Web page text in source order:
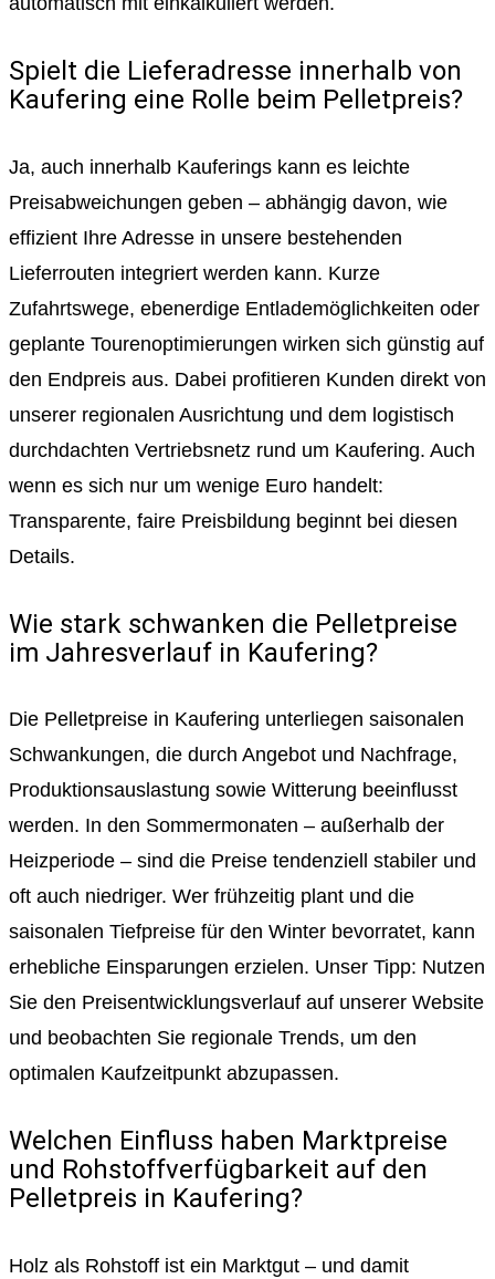
Spielt die Lieferadresse innerhalb von
Kaufering eine Rolle beim Pelletpreis?
Ja, auch innerhalb Kauferings kann es leichte
Preisabweichungen geben – abhängig davon, wie
effizient Ihre Adresse in unsere bestehenden
Lieferrouten integriert werden kann. Kurze
Zufahrtswege, ebenerdige Entlademöglichkeiten oder
geplante Tourenoptimierungen wirken sich günstig auf
den Endpreis aus. Dabei profitieren Kunden direkt von
unserer regionalen Ausrichtung und dem logistisch
durchdachten Vertriebsnetz rund um Kaufering. Auch
wenn es sich nur um wenige Euro handelt:
Transparente, faire Preisbildung beginnt bei diesen
Details.
Wie stark schwanken die Pelletpreise
im Jahresverlauf in Kaufering?
Die Pelletpreise in Kaufering unterliegen saisonalen
Schwankungen, die durch Angebot und Nachfrage,
Produktionsauslastung sowie Witterung beeinflusst
werden. In den Sommermonaten – außerhalb der
Heizperiode – sind die Preise tendenziell stabiler und
oft auch niedriger. Wer frühzeitig plant und die
saisonalen Tiefpreise für den Winter bevorratet, kann
erhebliche Einsparungen erzielen. Unser Tipp: Nutzen
Sie den Preisentwicklungsverlauf auf unserer Website
und beobachten Sie regionale Trends, um den
optimalen Kaufzeitpunkt abzupassen.
Welchen Einfluss haben Marktpreise
und Rohstoffverfügbarkeit auf den
Pelletpreis in Kaufering?
Holz als Rohstoff ist ein Marktgut – und damit